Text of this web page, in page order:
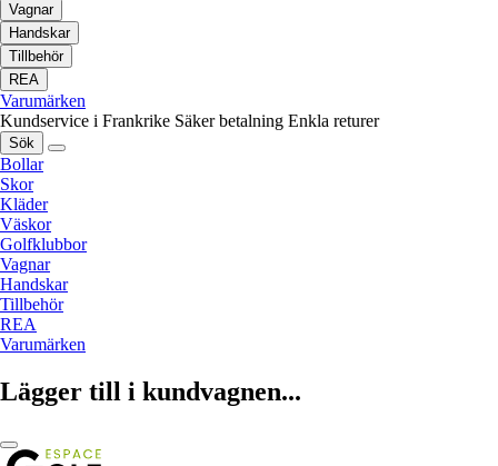
Vagnar
Handskar
Tillbehör
REA
Varumärken
Kundservice i Frankrike Säker betalning Enkla returer
Sök
Bollar
Skor
Kläder
Väskor
Golfklubbor
Vagnar
Handskar
Tillbehör
REA
Varumärken
Lägger till i kundvagnen...